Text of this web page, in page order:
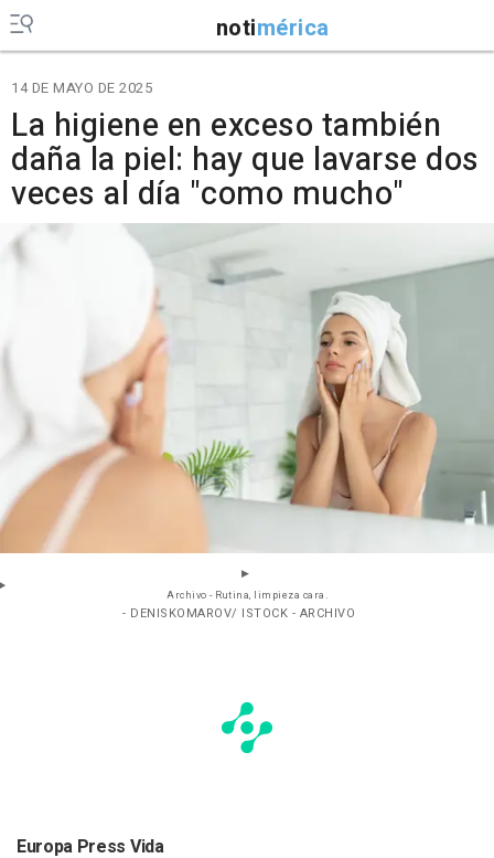
notimérica
14 DE MAYO DE 2025
La higiene en exceso también
daña la piel: hay que lavarse dos
veces al día "como mucho"
Archivo - Rutina, limpieza cara.
- DENISKOMAROV/ ISTOCK - ARCHIVO
Europa Press Vida